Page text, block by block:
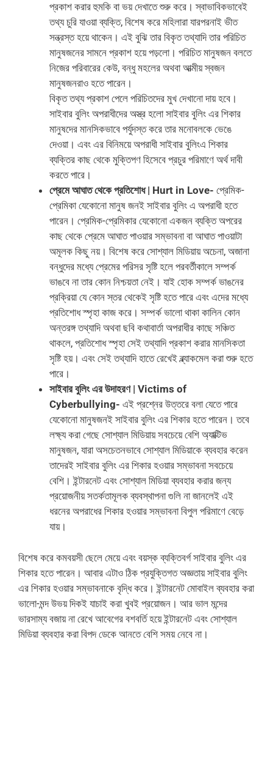
প্রকাশ করার হুমকি বা ভয় দেখাতে শুরু করে। স্বাভাবিকভাবেই
তথ্য চুরি যাওয়া ব্যক্তি, বিশেষ করে মহিলারা যারপরনাই ভীত
সন্ত্রস্ত হয়ে থাকেন। এই বুঝি তার বিকৃত তথ্যাদি তার পরিচিত
মানুষজনের সামনে প্রকাশ হয়ে পড়লো। পরিচিত মানুষজন বলতে
নিজের পরিবারের কেউ, বন্ধু মহলের অথবা আত্মীয় স্বজন
মানুষজনরাও হতে পারেন।
বিকৃত তথ্য প্রকাশ পেলে পরিচিতদের মুখ দেখানো দায় হবে।
সাইবার বুলিং অপরাধীদের অস্ত্র হলো সাইবার বুলিং এর শিকার
মানুষদের মানসিকভাবে পর্যুদস্ত করে তার মনোবলকে ভেঙে
দেওয়া। এবং এর বিনিময়ে অপরাধী সাইবার বুলিংএ শিকার
ব্যক্তির কাছ থেকে মুক্তিপণ হিসেবে প্রচুর পরিমাণে অর্থ দাবী
করতে পারে।
প্রেমে আঘাত থেকে প্রতিশোধ | Hurt in Love- প্রেমিক-
প্রেমিকা যেকোনো মানুষ জনই সাইবার বুলিং এ অপরাধী হতে
পারেন। প্রেমিক-প্রেমিকার যেকোনো একজন ব্যক্তি অপরের
কাছ থেকে প্রেমে আঘাত পাওয়ার সম্ভাবনা বা আঘাত পাওয়াটা
অমূলক কিছু নয়। বিশেষ করে সোশ্যাল মিডিয়ায় অচেনা, অজানা
বন্ধুদের মধ্যে প্রেমের পরিসর সৃষ্টি হলে পরবর্তীকালে সম্পর্ক
ভাঙবে না তার কোন নিশ্চয়তা নেই। যাই হোক সম্পর্ক ভাঙনের
প্রক্রিয়া যে কোন স্তর থেকেই সৃষ্টি হতে পারে এবং এদের মধ্যে
প্রতিশোধ স্পৃহা কাজ করে। সম্পর্ক ভালো থাকা কালিন কোন
অন্তরঙ্গ তথ্যাদি অথবা ছবি কথাবার্তা অপরাধীর কাছে সঞ্চিত
থাকলে, প্রতিশোধ স্পৃহা সেই তথ্যাদি প্রকাশ করার মানসিকতা
সৃষ্টি হয়। এবং সেই তথ্যাদি হাতে রেখেই ব্ল্যাকমেল করা শুরু হতে
পারে।
সাইবার বুলিং এর উদাহরণ | Victims of
Cyberbullying- এই প্রশ্নের উত্তরে বলা যেতে পারে
যেকোনো মানুষজনই সাইবার বুলিং এর শিকার হতে পারেন। তবে
লক্ষ্য করা গেছে সোশ্যাল মিডিয়ায় সবচেয়ে বেশি অ্যাক্টিভ
মানুষজন, যারা অসচেতনভাবে সোশ্যাল মিডিয়াকে ব্যবহার করেন
তাদেরই সাইবার বুলিং এর শিকার হওয়ার সম্ভাবনা সবচেয়ে
বেশি। ইন্টারনেট এবং সোশ্যাল মিডিয়া ব্যবহার করার জন্য
প্রয়োজনীয় সতর্কতামূলক ব্যবস্থাপনা গুলি না জানলেই এই
ধরনের অপরাধের শিকার হওয়ার সম্ভাবনা বিপুল পরিমাণে বেড়ে
যায়।
বিশেষ করে কমবয়সী ছেলে মেয়ে এবং বয়স্ক ব্যক্তিবর্গ সাইবার বুলিং এর
শিকার হতে পারেন। আবার এটাও ঠিক প্রযুক্তিগত অজ্ঞতায় সাইবার বুলিং
এর শিকার হওয়ার সম্ভাবনাকে বৃদ্ধি করে। ইন্টারনেট মোবাইল ব্যবহার করা
ভালো-মন্দ উভয় দিকই যাচাই করা খুবই প্রয়োজন। আর ভাল মন্দের
ভারসাম্য বজায় না রেখে আবেগের বশবর্তি হয়ে ইন্টারনেট এবং সোশ্যাল
মিডিয়া ব্যবহার করা বিপদ ডেকে আনতে বেশি সময় নেবে না।